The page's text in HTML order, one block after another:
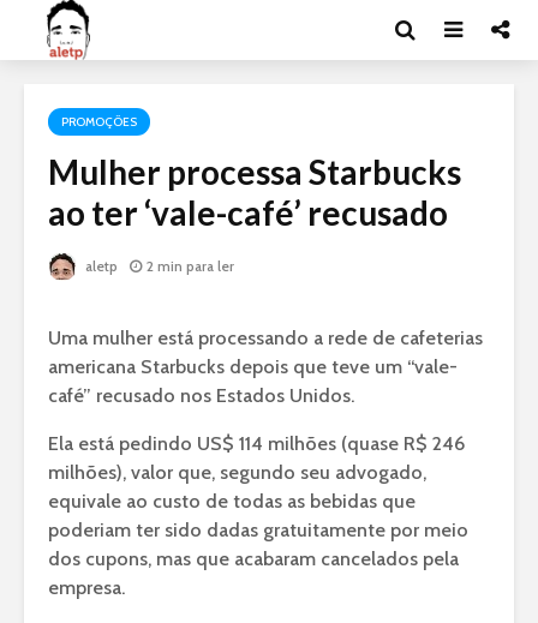
PROMOÇÕES
Mulher processa Starbucks
ao ter ‘vale-café’ recusado
aletp 2 min para ler
Uma mulher está processando a rede de cafeterias
americana Starbucks depois que teve um “vale-
café” recusado nos Estados Unidos.
Ela está pedindo US$ 114 milhões (quase R$ 246
milhões), valor que, segundo seu advogado,
equivale ao custo de todas as bebidas que
poderiam ter sido dadas gratuitamente por meio
dos cupons, mas que acabaram cancelados pela
empresa.